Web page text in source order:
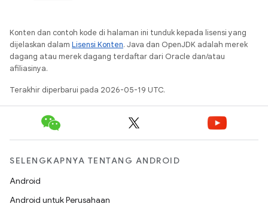
Konten dan contoh kode di halaman ini tunduk kepada lisensi yang
dijelaskan dalam Lisensi Konten. Java dan OpenJDK adalah merek
dagang atau merek dagang terdaftar dari Oracle dan/atau
afiliasinya.
Terakhir diperbarui pada 2026-05-19 UTC.
SELENGKAPNYA TENTANG ANDROID
Android
Android untuk Perusahaan